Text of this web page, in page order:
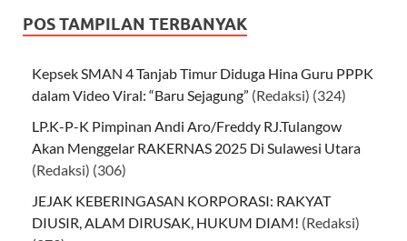
POS TAMPILAN TERBANYAK
Kepsek SMAN 4 Tanjab Timur Diduga Hina Guru PPPK
dalam Video Viral: “Baru Sejagung” (Redaksi) (324)
LP.K-P-K Pimpinan Andi Aro/Freddy RJ.Tulangow
Akan Menggelar RAKERNAS 2025 Di Sulawesi Utara
(Redaksi) (306)
JEJAK KEBERINGASAN KORPORASI: RAKYAT
DIUSIR, ALAM DIRUSAK, HUKUM DIAM! (Redaksi)